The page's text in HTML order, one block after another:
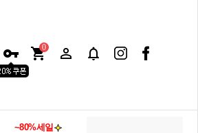
0
~80%세일